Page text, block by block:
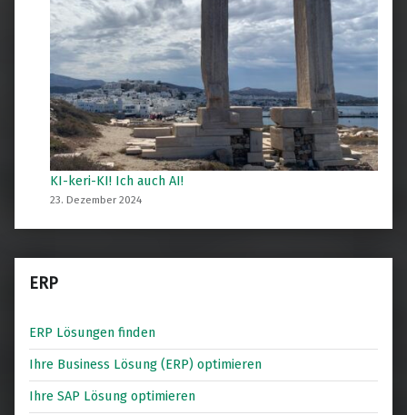
KI-keri-KI! Ich auch AI!
23. Dezember 2024
ERP
ERP Lösungen finden
Ihre Business Lösung (ERP) optimieren
Ihre SAP Lösung optimieren